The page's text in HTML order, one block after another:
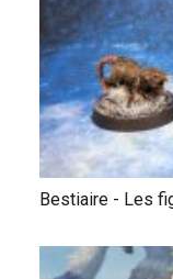
Bestiaire - Les